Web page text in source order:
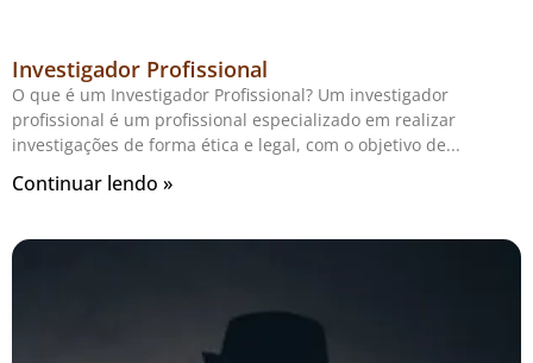
Investigador Profissional
O que é um Investigador Profissional? Um investigador
profissional é um profissional especializado em realizar
investigações de forma ética e legal, com o objetivo de
Continuar lendo »